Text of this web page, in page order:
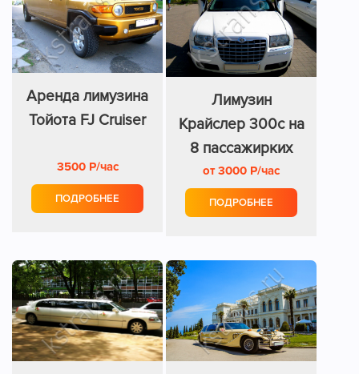
Аренда лимузина
Тойота FJ Cruiser
3500 Р/час
ПОДРОБНЕЕ
Лимузин
Крайслер 300с на
8 пассажирких
мест
от 3000 Р/час
ПОДРОБНЕЕ